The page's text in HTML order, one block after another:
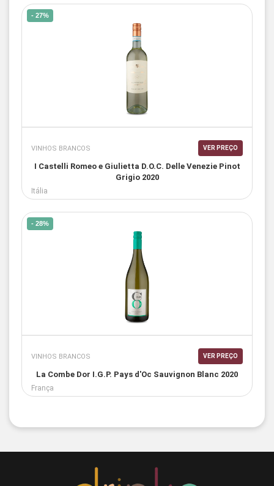
- 27%
VINHOS BRANCOS VER PREÇO
I Castelli Romeo e Giulietta D.O.C. Delle Venezie Pinot
Grigio 2020
Itália
- 28%
VINHOS BRANCOS VER PREÇO
La Combe Dor I.G.P. Pays d'Oc Sauvignon Blanc 2020
França